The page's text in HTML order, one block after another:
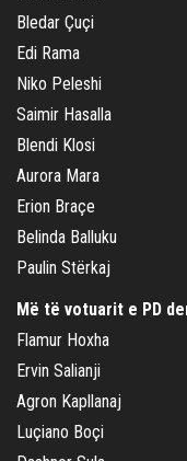
Bledar Çuçi
Edi Rama
Niko Peleshi
Saimir Hasalla
Blendi Klosi
Aurora Mara
Erion Braçe
Belinda Balluku
Paulin Stërkaj
Më të votuarit e PD
Flamur Hoxha
Ervin Salianji
Agron Kapllanaj
Luçiano Boçi